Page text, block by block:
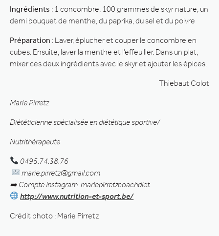
Ingrédients : 1 concombre, 100 grammes de skyr nature, un
demi bouquet de menthe, du paprika, du sel et du poivre
Préparation : Laver, éplucher et couper le concombre en
cubes. Ensuite, laver la menthe et l’effeuiller. Dans un plat,
mixer ces deux ingrédients avec le skyr et ajouter les épices.
Thiebaut Colot
Marie Pirretz
Diététicienne spécialisée en diététique sportive/
Nutrithérapeute
0495.74.38.76
marie.pirretz@gmail.com
➡ Compte Instagram: mariepirretzcoachdiet
http://www.nutrition-et-sport.be/
Crédit photo : Marie Pirretz